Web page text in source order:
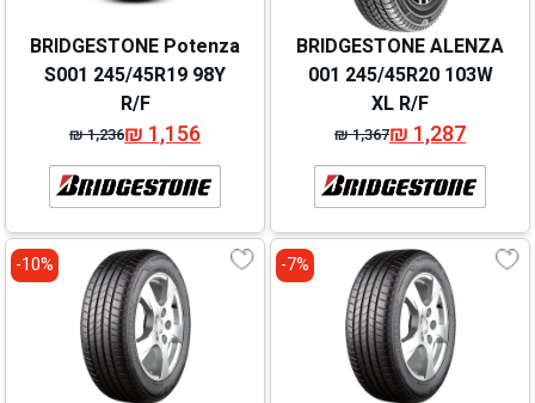
BRIDGESTONE ALENZA
001 245/45R20 103W
XL R/F
₪1,367
המחיר
המקורי
היה:
₪ 1,367.
₪1,287
המחיר
הנוכחי
הוא:
₪ 1,287.
BRIDGESTONE Potenza
S001 245/45R19 98Y
R/F
₪1,236
המחיר
המקורי
היה:
₪ 1,236.
₪1,156
המחיר
הנוכחי
הוא:
₪ 1,156.
7%-
10%-